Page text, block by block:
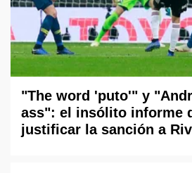
"The word 'puto'" y
ass": el insólito informe
justificar la sanción a